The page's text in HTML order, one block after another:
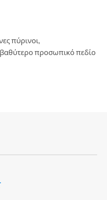
πύρινοι,
προσωπικό πεδίο